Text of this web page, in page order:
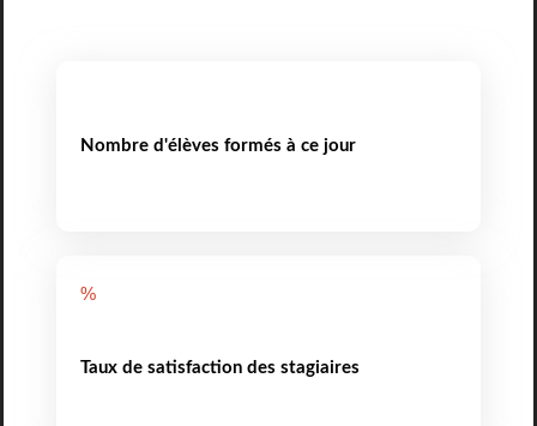
Nombre d'élèves formés à ce jour
%
Taux de satisfaction des stagiaires